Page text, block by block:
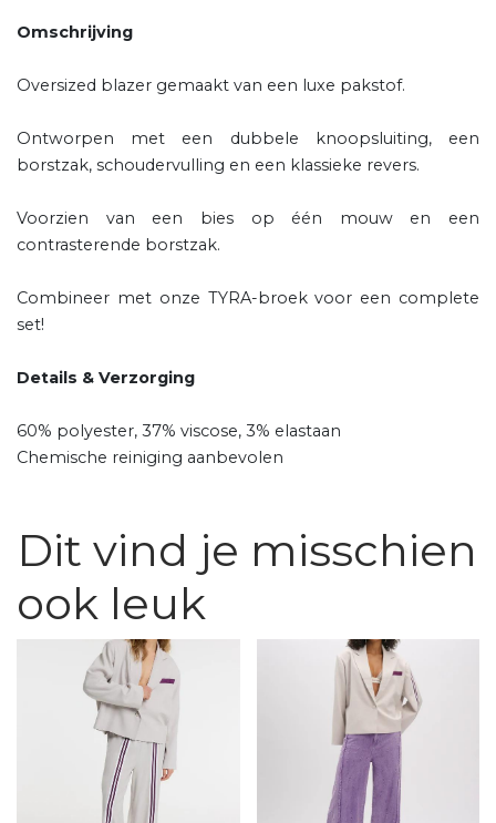
Omschrijving
Oversized blazer gemaakt van een luxe pakstof.
Ontworpen met een dubbele knoopsluiting, een
borstzak, schoudervulling en een klassieke revers.
Voorzien van een bies op één mouw en een
contrasterende borstzak.
Combineer met onze TYRA-broek voor een complete
set!
Details & Verzorging
60% polyester, 37% viscose, 3% elastaan
Chemische reiniging aanbevolen
Dit vind je misschien
ook leuk